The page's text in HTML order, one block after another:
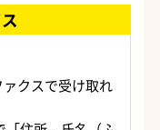
クスで受け取れ